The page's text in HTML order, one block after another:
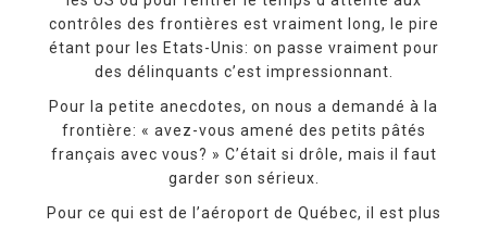
contrôles des frontières est vraiment long, le pire
étant pour les Etats-Unis: on passe vraiment pour
des délinquants c’est impressionnant.
Pour la petite anecdotes, on nous a demandé à la
frontière: « avez-vous amené des petits pâtés
français avec vous? » C’était si drôle, mais il faut
garder son sérieux.
Pour ce qui est de l’aéroport de Québec, il est plus